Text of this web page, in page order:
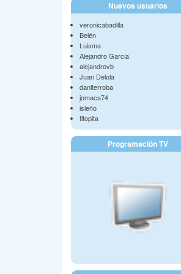
Nuevos usuarios
veronicabadilla
Belén
Luisma
Alejandro Garcia
alejandrovb
Juan Delola
daniterroba
jomaca74
isleño
titopita
Programación TV